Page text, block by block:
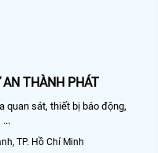
THÀNH PHÁT
quan sát, thiết bị báo động,
...
TP. Hồ Chí Minh